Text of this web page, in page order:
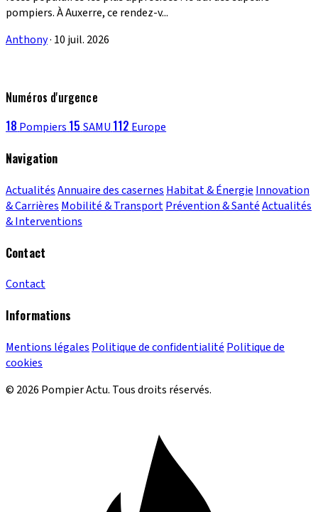
pompiers. À Auxerre, ce rendez-v...
Anthony· 10 juil. 2026
Numéros d'urgence
18 Pompiers 15 SAMU 112 Europe
Navigation
ActualitésAnnuaire des casernes Habitat & Énergie Innovation
& Carrières Mobilité & TransportPrévention & SantéActualités
& Interventions
Contact
Contact
Informations
Mentions légales Politique de confidentialité Politique de
cookies
© 2026 Pompier Actu. Tous droits réservés.